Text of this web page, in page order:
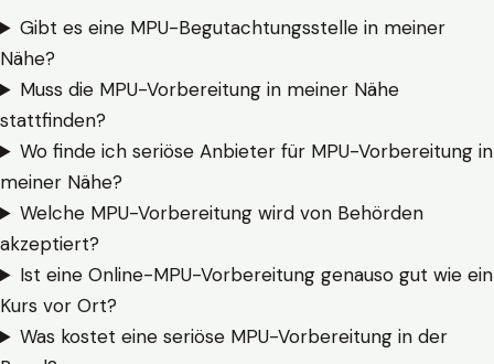
Gibt es eine MPU-Begutachtungsstelle in meiner
Nähe?
Muss die MPU-Vorbereitung in meiner Nähe
stattfinden?
Wo finde ich seriöse Anbieter für MPU-Vorbereitung in
meiner Nähe?
Welche MPU-Vorbereitung wird von Behörden
akzeptiert?
Ist eine Online-MPU-Vorbereitung genauso gut wie ein
Kurs vor Ort?
Was kostet eine seriöse MPU-Vorbereitung in der